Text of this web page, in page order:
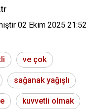
02 Ekim 2025 21:52
ve çok
sağanak yağışlı
kuvvetli olmak